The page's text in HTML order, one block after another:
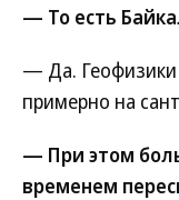
— То есть
— Да. Геофизики
примерно на
— При этом
временем